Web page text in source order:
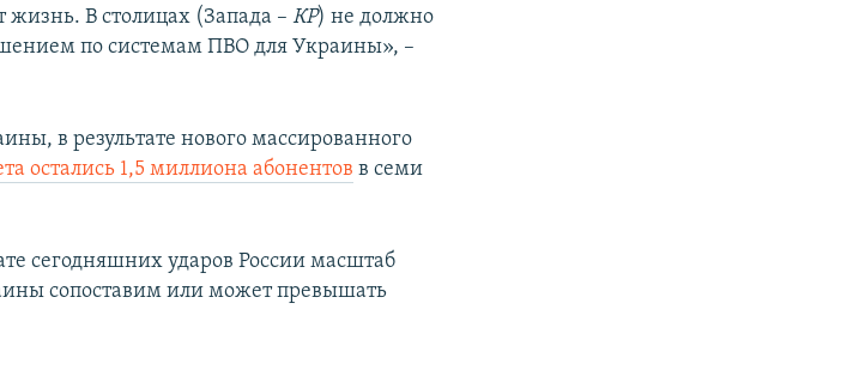
жизнь. В столицах (Запада –КР) не должно
по системам ПВО для Украины», –
в результате нового массированного
остались 1,5 миллиона абонентов в семи
сегодняшних ударов России масштаб
сопоставим или может превышать